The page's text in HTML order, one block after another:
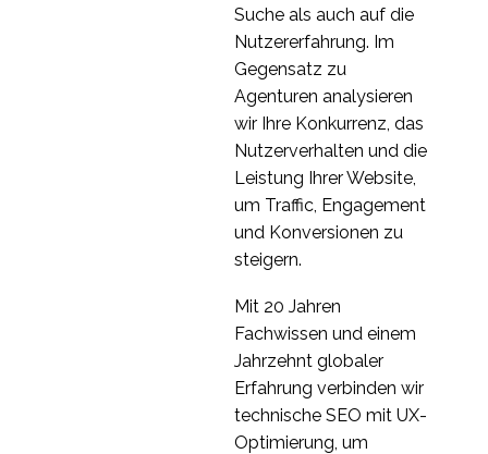
Suche als auch auf die
Nutzererfahrung. Im
Gegensatz zu
Agenturen analysieren
wir Ihre Konkurrenz, das
Nutzerverhalten und die
Leistung Ihrer Website,
um Traffic, Engagement
und Konversionen zu
steigern.
Mit 20 Jahren
Fachwissen und einem
Jahrzehnt globaler
Erfahrung verbinden wir
technische SEO mit UX-
Optimierung, um